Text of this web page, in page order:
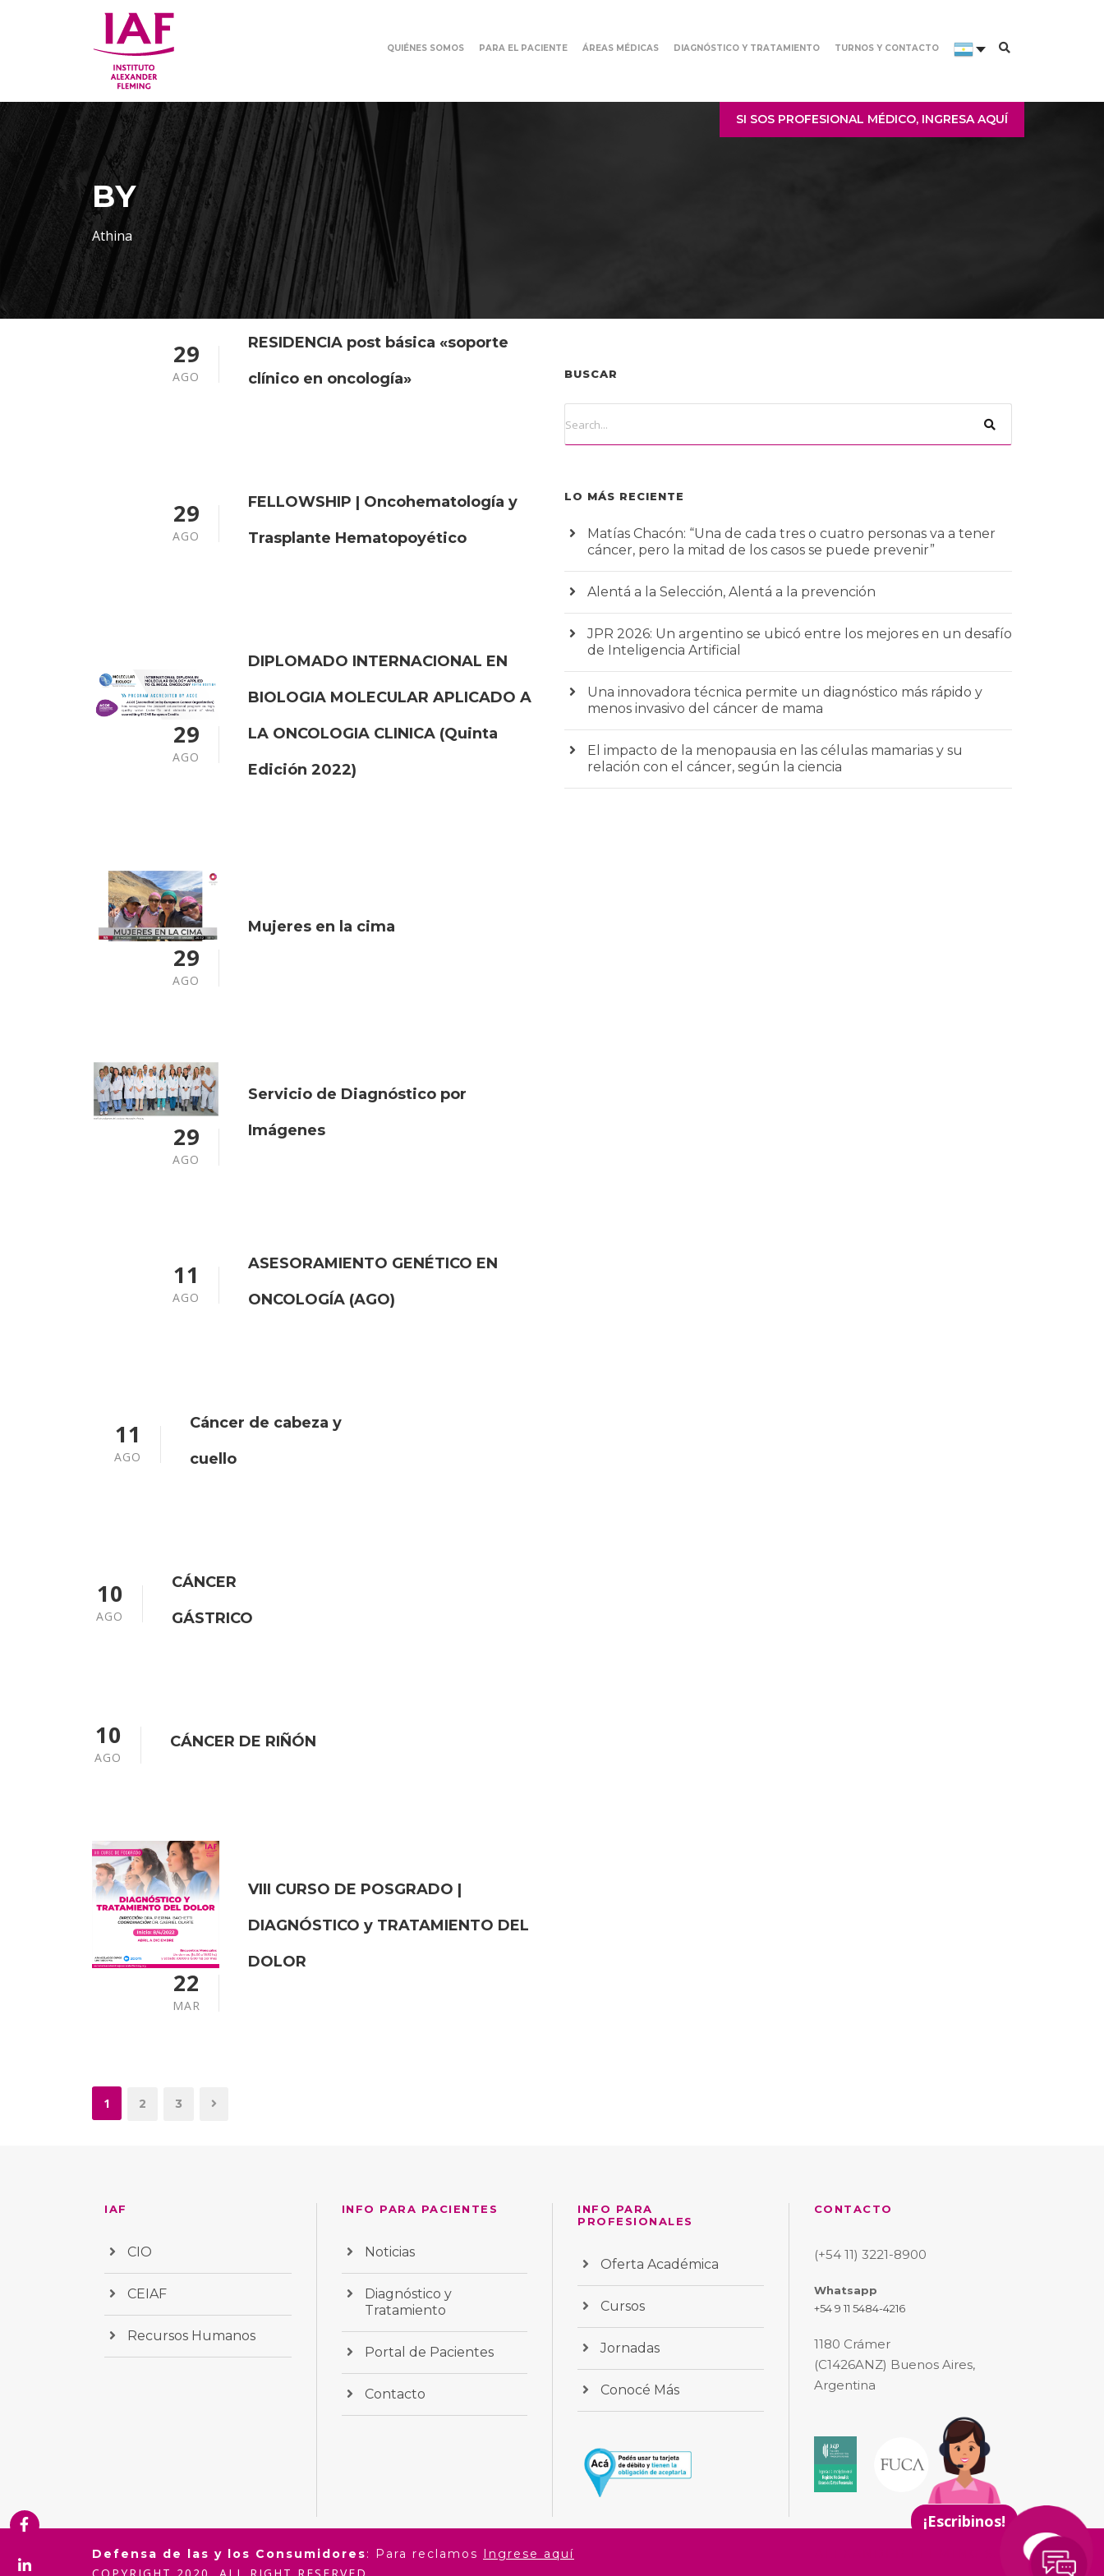
QUIÉNES SOMOS PARA EL PACIENTE ÁREAS MÉDICAS DIAGNÓSTICO Y TRATAMIENTO TURNOS Y CONTACTO
SI SOS PROFESIONAL MÉDICO, INGRESA AQUÍ
BY
Athina
29
AGO
RESIDENCIA post básica «soporte
clínico en oncología»
29
AGO
FELLOWSHIP | Oncohematología y
Trasplante Hematopoyético
29
AGO
DIPLOMADO INTERNACIONAL EN
BIOLOGIA MOLECULAR APLICADO A
LA ONCOLOGIA CLINICA (Quinta
Edición 2022)
29
AGO
Mujeres en la cima
29
AGO
Servicio de Diagnóstico por
Imágenes
11
AGO
ASESORAMIENTO GENÉTICO EN
ONCOLOGÍA (AGO)
11
AGO
Cáncer de cabeza y
cuello
10
AGO
CÁNCER
GÁSTRICO
10
AGO
CÁNCER DE RIÑÓN
22
MAR
VIII CURSO DE POSGRADO |
DIAGNÓSTICO y TRATAMIENTO DEL
DOLOR
1 2 3
BUSCAR
LO MÁS RECIENTE
Matías Chacón: “Una de cada tres o cuatro personas va a tener
cáncer, pero la mitad de los casos se puede prevenir”
Alentá a la Selección, Alentá a la prevención
JPR 2026: Un argentino se ubicó entre los mejores en un desafío
de Inteligencia Artificial
Una innovadora técnica permite un diagnóstico más rápido y
menos invasivo del cáncer de mama
El impacto de la menopausia en las células mamarias y su
relación con el cáncer, según la ciencia
IAF
CIO
CEIAF
Recursos Humanos
INFO PARA PACIENTES
Noticias
Diagnóstico y
Tratamiento
Portal de Pacientes
Contacto
INFO PARA
PROFESIONALES
Oferta Académica
Cursos
Jornadas
Conocé Más
CONTACTO
(+54 11) 3221-8900
Whatsapp
+54 9 11 5484-4216
1180 Crámer
(C1426ANZ) Buenos Aires,
Argentina
Defensa de las y los Consumidores: Para reclamos Ingrese aquí
COPYRIGHT 2020, ALL RIGHT RESERVED